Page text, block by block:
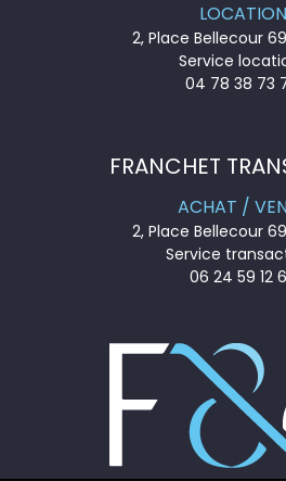
LOCATION
2, Place Bellecour
Service
04 78 38 73
FRANCHET
ACHAT /
2, Place Bellecour
Service
06 24 59 12